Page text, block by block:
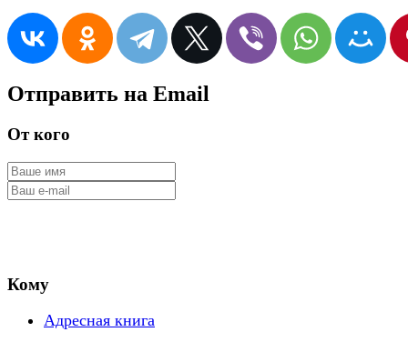
Отправить на Email
От кого
Кому
Адресная книга